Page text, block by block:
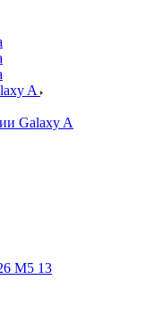
A
Galaxy A
M5 13